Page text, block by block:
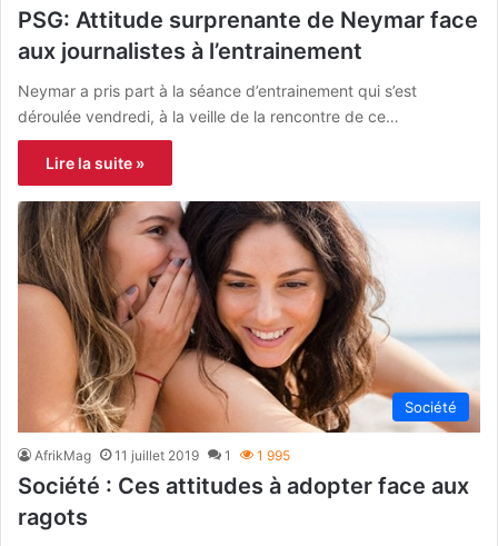
PSG: Attitude surprenante de Neymar face
aux journalistes à l’entrainement
Neymar a pris part à la séance d’entrainement qui s’est
déroulée vendredi, à la veille de la rencontre de ce…
Lire la suite »
Société
AfrikMag 11 juillet 2019 1 1 995
Société : Ces attitudes à adopter face aux
ragots